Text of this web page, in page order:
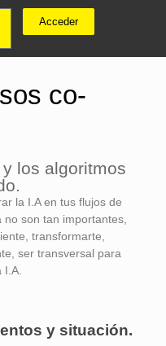
Acceder
co-
los algoritmos
la I.A en tus flujos de
son tan importantes,
transformarte,
ser transversal para
I.A.
y situación.